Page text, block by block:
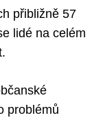
přibližně 57
lidé na celém
problémů